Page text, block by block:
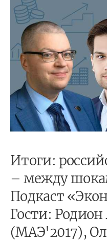
Итоги:
– между
Подкаст
Гости:
(МАЭ'2017),